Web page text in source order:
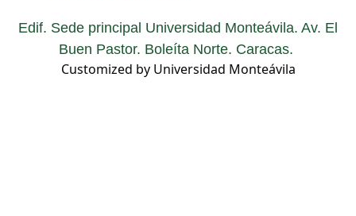
Edif. Sede principal Universidad Monteávila. Av. El
Buen Pastor. Boleíta Norte. Caracas.
Customized by Universidad Monteávila